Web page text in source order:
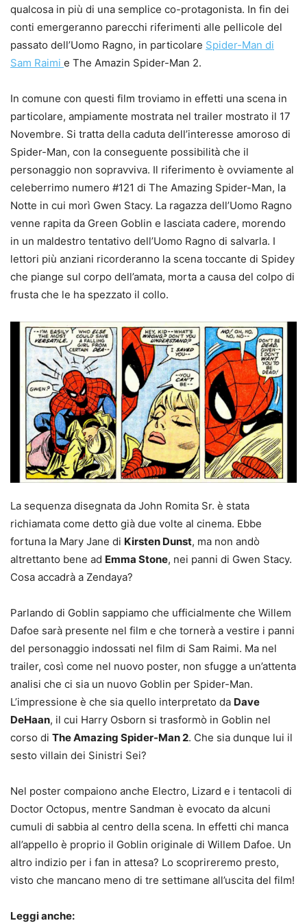
qualcosa in più di una semplice co-protagonista. In fin dei
conti emergeranno parecchi riferimenti alle pellicole del
passato dell’Uomo Ragno, in particolare Spider-Man di
Sam Raimi e The Amazin Spider-Man 2.
In comune con questi film troviamo in effetti una scena in
particolare, ampiamente mostrata nel trailer mostrato il 17
Novembre. Si tratta della caduta dell’interesse amoroso di
Spider-Man, con la conseguente possibilità che il
personaggio non sopravviva. Il riferimento è ovviamente al
celeberrimo numero #121 di The Amazing Spider-Man, la
Notte in cui morì Gwen Stacy. La ragazza dell’Uomo Ragno
venne rapita da Green Goblin e lasciata cadere, morendo
in un maldestro tentativo dell’Uomo Ragno di salvarla. I
lettori più anziani ricorderanno la scena toccante di Spidey
che piange sul corpo dell’amata, morta a causa del colpo di
frusta che le ha spezzato il collo.
La sequenza disegnata da John Romita Sr. è stata
richiamata come detto già due volte al cinema. Ebbe
fortuna la Mary Jane di Kirsten Dunst, ma non andò
altrettanto bene ad Emma Stone, nei panni di Gwen Stacy.
Cosa accadrà a Zendaya?
Parlando di Goblin sappiamo che ufficialmente che Willem
Dafoe sarà presente nel film e che tornerà a vestire i panni
del personaggio indossati nel film di Sam Raimi. Ma nel
trailer, così come nel nuovo poster, non sfugge a un’attenta
analisi che ci sia un nuovo Goblin per Spider-Man.
L’impressione è che sia quello interpretato da Dave
DeHaan, il cui Harry Osborn si trasformò in Goblin nel
corso di The Amazing Spider-Man 2. Che sia dunque lui il
sesto villain dei Sinistri Sei?
Nel poster compaiono anche Electro, Lizard e i tentacoli di
Doctor Octopus, mentre Sandman è evocato da alcuni
cumuli di sabbia al centro della scena. In effetti chi manca
all’appello è proprio il Goblin originale di Willem Dafoe. Un
altro indizio per i fan in attesa? Lo scoprireremo presto,
visto che mancano meno di tre settimane all’uscita del film!
Leggi anche: